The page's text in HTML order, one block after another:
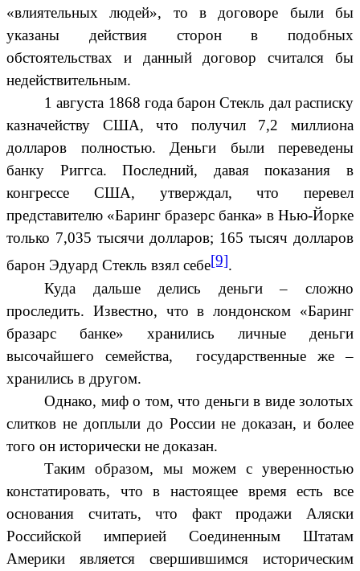
«влиятельных людей», то в договоре были бы
указаны действия сторон в подобных
обстоятельствах и данный договор считался бы
недействительным.
1 августа 1868 года барон Стекль дал расписку
казначейству США, что получил 7,2 миллиона
долларов полностью. Деньги были переведены
банку Риггса. Последний, давая показания в
конгрессе США, утверждал, что перевел
представителю «Баринг бразерс банка» в Нью-Йорке
только 7,035 тысячи долларов; 165 тысяч долларов
барон Эдуард Стекль взял себе[9].
Куда дальше делись деньги – сложно
проследить. Известно, что в лондонском «Баринг
бразарс банке» хранились личные деньги
высочайшего семейства, государственные же –
хранились в другом.
Однако, миф о том, что деньги в виде золотых
слитков не доплыли до России не доказан, и более
того он исторически не доказан.
Таким образом, мы можем с уверенностью
констатировать, что в настоящее время есть все
основания считать, что факт продажи Аляски
Российской империей Соединенным Штатам
Америки является свершившимся историческим